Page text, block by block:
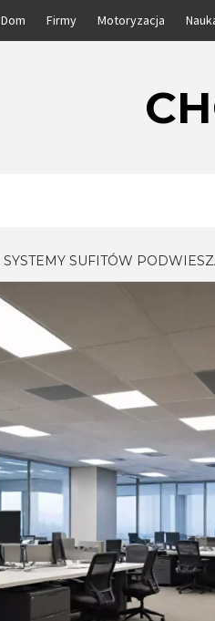
Dom Firmy Motoryzacja
SYSTEMY SUFITÓW